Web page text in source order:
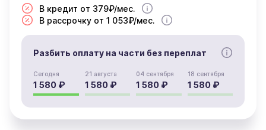
В кредит от 379₽/мес.
В рассрочку от 1 053₽/мес.
Разбить оплату на части без переплат
Сегодня
1 580 ₽
21 августа
1 580 ₽
04 сентября
1 580 ₽
18 сентября
1 580 ₽